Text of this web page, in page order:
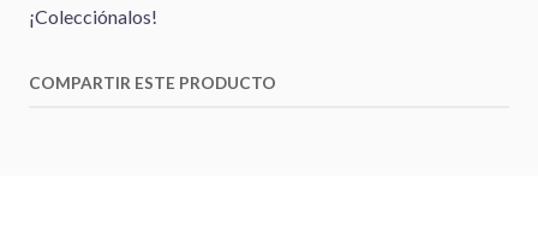
¡Colecciónalos!
COMPARTIR ESTE PRODUCTO